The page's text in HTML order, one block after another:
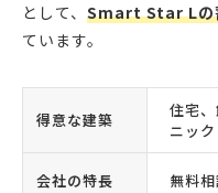
として、 Smart Star Lの
ています。
得意な建築
住宅
ニック
会社の特長 無料